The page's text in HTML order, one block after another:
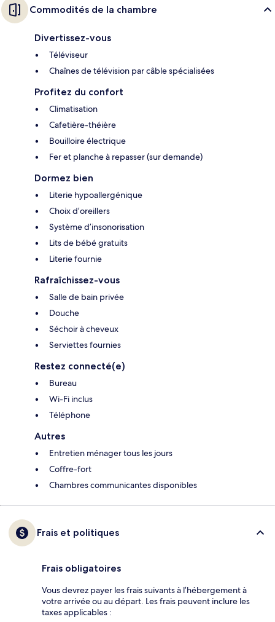
Commodités de la chambre
Divertissez-vous
Téléviseur
Chaînes de télévision par câble spécialisées
Profitez du confort
Climatisation
Cafetière-théière
Bouilloire électrique
Fer et planche à repasser (sur demande)
Dormez bien
Literie hypoallergénique
Choix d’oreillers
Système d’insonorisation
Lits de bébé gratuits
Literie fournie
Rafraîchissez-vous
Salle de bain privée
Douche
Séchoir à cheveux
Serviettes fournies
Restez connecté(e)
Bureau
Wi-Fi inclus
Téléphone
Autres
Entretien ménager tous les jours
Coffre-fort
Chambres communicantes disponibles
Frais et politiques
Frais obligatoires
Vous devrez payer les frais suivants à l’hébergement à
votre arrivée ou au départ. Les frais peuvent inclure les
taxes applicables :